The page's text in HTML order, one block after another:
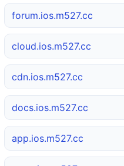
forum.ios.m527.cc
cloud.ios.m527.cc
cdn.ios.m527.cc
docs.ios.m527.cc
app.ios.m527.cc